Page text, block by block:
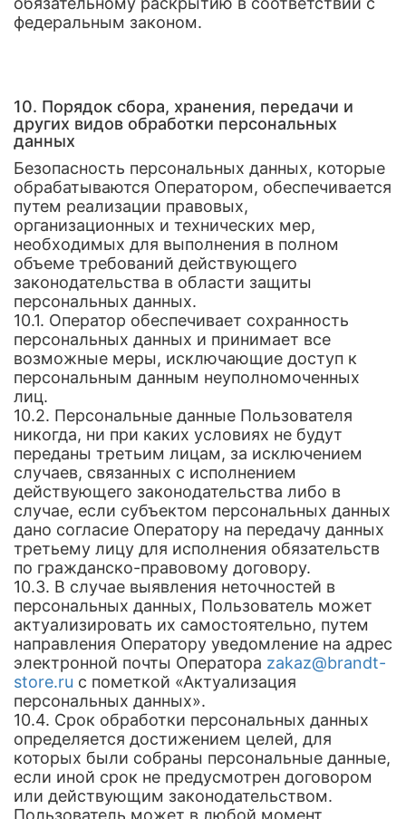
федеральным законом.
10. Порядок сбора, хранения, передачи и
других видов обработки персональных
данных
Безопасность персональных данных, которые
обрабатываются Оператором, обеспечивается
путем реализации правовых,
организационных и технических мер,
необходимых для выполнения в полном
объеме требований действующего
законодательства в области защиты
персональных данных.
10.1. Оператор обеспечивает сохранность
персональных данных и принимает все
возможные меры, исключающие доступ к
персональным данным неуполномоченных
лиц.
10.2. Персональные данные Пользователя
никогда, ни при каких условиях не будут
переданы третьим лицам, за исключением
случаев, связанных с исполнением
действующего законодательства либо в
случае, если субъектом персональных данных
дано согласие Оператору на передачу данных
третьему лицу для исполнения обязательств
по гражданско-правовому договору.
10.3. В случае выявления неточностей в
персональных данных, Пользователь может
актуализировать их самостоятельно, путем
направления Оператору уведомление на адрес
электронной почты Оператора zakaz@brandt-
store.ru с пометкой «Актуализация
персональных данных».
10.4. Срок обработки персональных данных
определяется достижением целей, для
которых были собраны персональные данные,
если иной срок не предусмотрен договором
или действующим законодательством.
Пользователь может в любой момент